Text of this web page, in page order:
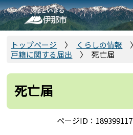
こ
の
ペ
で
トップページ くらしの情報
戸籍に関する届出
死亡届
死亡届
ページID：189399117